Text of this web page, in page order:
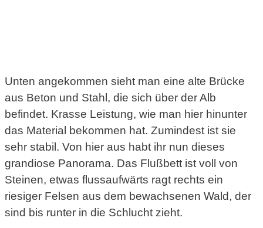
Unten angekommen sieht man eine alte Brücke
aus Beton und Stahl, die sich über der Alb
befindet. Krasse Leistung, wie man hier hinunter
das Material bekommen hat. Zumindest ist sie
sehr stabil. Von hier aus habt ihr nun dieses
grandiose Panorama. Das Flußbett ist voll von
Steinen, etwas flussaufwärts ragt rechts ein
riesiger Felsen aus dem bewachsenen Wald, der
sind bis runter in die Schlucht zieht.